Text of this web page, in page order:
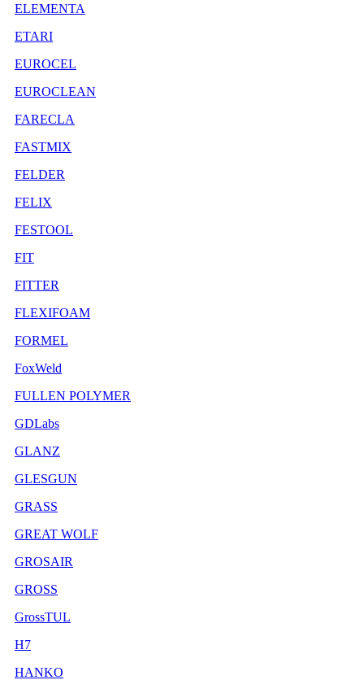
ELEMENTA
ETARI
EUROCEL
EUROCLEAN
FARECLA
FASTMIX
FELDER
FELIX
FESTOOL
FIT
FITTER
FLEXIFOAM
FORMEL
FoxWeld
FULLEN POLYMER
GDLabs
GLANZ
GLESGUN
GRASS
GREAT WOLF
GROSAIR
GROSS
GrossTUL
H7
HANKO